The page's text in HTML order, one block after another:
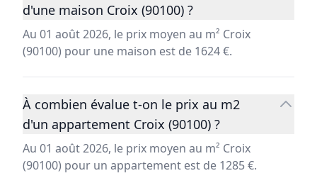
d'une maison Croix (90100) ?
Au 01 août 2026, le prix moyen au m² Croix
(90100) pour une maison est de 1624 €.
À combien évalue t-on le prix au m2
d'un appartement Croix (90100) ?
Au 01 août 2026, le prix moyen au m² Croix
(90100) pour un appartement est de 1285 €.